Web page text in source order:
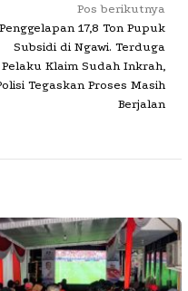
Pos berikutnya
Penggelapan 17,8 Ton Pupuk
Subsidi di Ngawi. Terduga
Pelaku Klaim Sudah Inkrah,
Tegaskan Proses Masih
Berjalan